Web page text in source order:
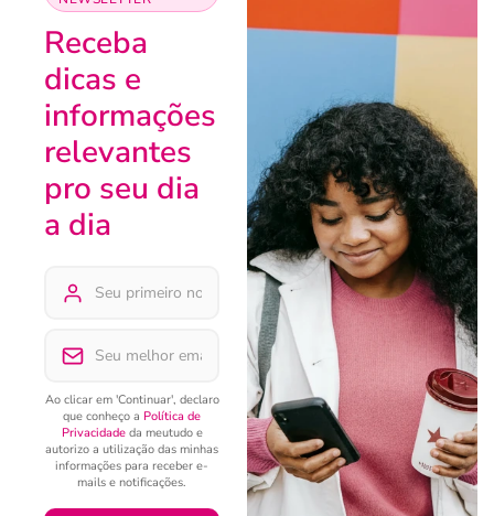
Receba
dicas e
informações
relevantes
pro seu dia
a dia
Ao clicar em 'Continuar', declaro
que conheço a Política de
Privacidadeda meutudo e
autorizo a utilização das minhas
informações para receber e-
mails e notificações.